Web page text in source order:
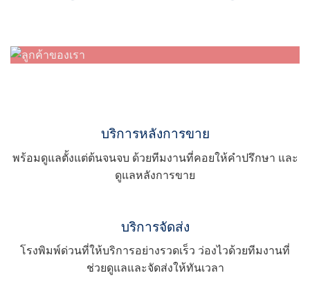
บริการหลังการขาย
พร้อมดูแลตั้งแต่ต้นจนจบ ด้วยทีมงานที่คอยให้คำปรึกษา และ
ดูแลหลังการขาย
บริการจัดส่ง
โรงพิมพ์ด่วนที่ให้บริการอย่างรวดเร็ว ว่องไวด้วยทีมงานที่
ช่วยดูแลและจัดส่งให้ทันเวลา